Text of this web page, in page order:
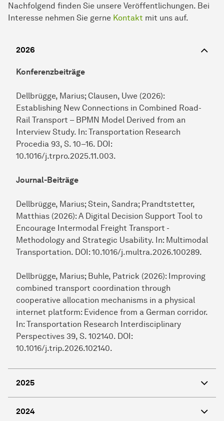
Nachfolgend finden Sie unsere Veröffentlichungen. Bei
Interesse nehmen Sie gerne Kontakt mit uns auf.
2026
Konferenzbeiträge
Dellbrügge, Marius; Clausen, Uwe (2026):
Establishing New Connections in Combined Road-
Rail Transport – BPMN Model Derived from an
Interview Study. In: Transportation Research
Procedia 93, S. 10–16. DOI:
10.1016/j.trpro.2025.11.003.
Journal-Beiträge
Dellbrügge, Marius; Stein, Sandra; Prandtstetter,
Matthias (2026): A Digital Decision Support Tool to
Encourage Intermodal Freight Transport -
Methodology and Strategic Usability. In: Multimodal
Transportation. DOI: 10.1016/j.multra.2026.100289.
Dellbrügge, Marius; Buhle, Patrick (2026): Improving
combined transport coordination through
cooperative allocation mechanisms in a physical
internet platform: Evidence from a German corridor.
In: Transportation Research Interdisciplinary
Perspectives 39, S. 102140. DOI:
10.1016/j.trip.2026.102140.
2025
2024